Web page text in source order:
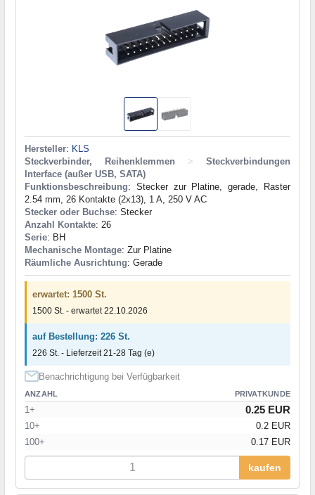
Hersteller: KLS
Steckverbinder, Reihenklemmen
>
Steckverbindungen
Interface (außer USB, SATA)
Funktionsbeschreibung: Stecker zur Platine, gerade, Raster
2.54 mm, 26 Kontakte (2x13), 1 A, 250 V AC
Stecker oder Buchse: Stecker
Anzahl Kontakte: 26
Serie: BH
Mechanische Montage: Zur Platine
Räumliche Ausrichtung: Gerade
erwartet: 1500 St.
1500 St. - erwartet 22.10.2026
auf Bestellung: 226 St.
226 St. - Lieferzeit 21-28 Tag (e)
Benachrichtigung bei Verfügbarkeit
ANZAHL PRIVATKUNDE
1+ 0.25 EUR
10+
0.2 EUR
100+
0.17 EUR
kaufen